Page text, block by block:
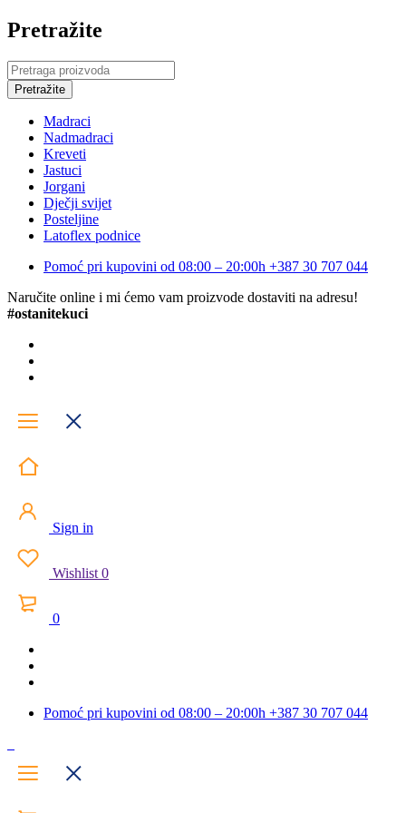
Pretražite
Madraci
Nadmadraci
Kreveti
Jastuci
Jorgani
Dječji svijet
Posteljine
Latoflex podnice
Pomoć pri kupovini od 08:00 – 20:00h +387 30 707 044
Naručite online i mi ćemo vam proizvode dostaviti na adresu!
#ostanitekuci
Sign in
Wishlist 0
0
Pomoć pri kupovini od 08:00 – 20:00h +387 30 707 044